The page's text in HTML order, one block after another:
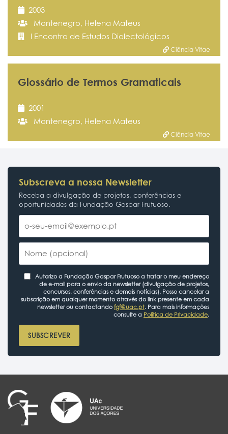
2003
Montenegro, Helena Mateus
I Encontro de Estudos Dialectológicos
Ciência Vitae
Glossário de Termos Gramaticais
2001
Montenegro, Helena Mateus
Ciência Vitae
Subscreva a nossa Newsletter
Receba a divulgação de projetos, conferências e
oportunidades da Fundação Gaspar Frutuoso.
Autorizo a Fundação Gaspar Frutuoso a tratar o meu endereço
de e-mail para o envio da newsletter (divulgação de projetos,
concursos, conferências e demais notícias). Posso cancelar a
subscrição em qualquer momento através do link presente em cada
newsletter ou contactando fgf@uac.pt. Para mais informações
consulte a Política de Privacidade.
SUBSCREVER